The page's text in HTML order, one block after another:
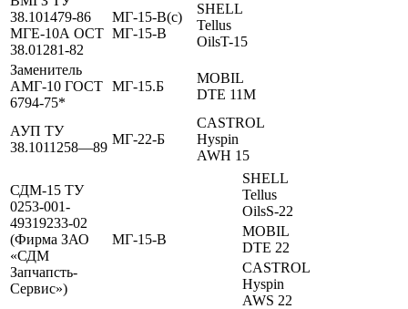
38.101479-86
МГЕ-10А ОСТ
38.01281-82
МГ-15-В(с)
МГ-15-В
SHELL
Tellus
OilsT-15
Заменитель
АМГ-10 ГОСТ
6794-75*
МГ-15.Б
MOBIL
DTE 11M
АУП ТУ
38.1011258—89
МГ-22-Б
CASTROL
Hyspin
AWH 15
СДМ-15 ТУ
0253-001-
49319233-02
(Фирма ЗАО
«СДМ
Запчапсть-
Сервис»)
МГ-15-В
SHELL
Tellus
OilsS-22
MOBIL
DTE 22
CASTROL
Hyspin
AWS 22